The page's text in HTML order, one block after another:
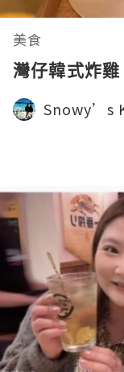
美食
灣仔韓式炸雞
Snowy’s